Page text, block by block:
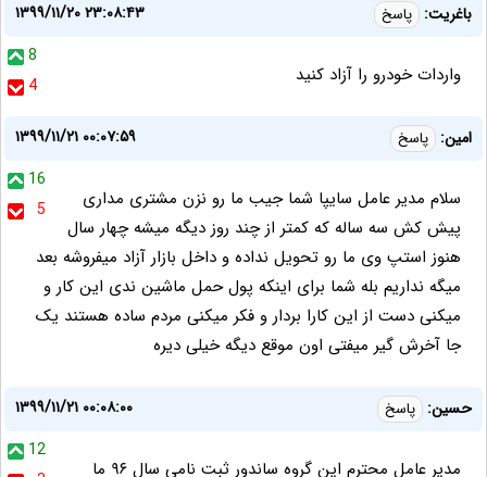
باغریت: پاسخ
۱۳۹۹/۱۱/۲۰ ۲۳:۰۸:۴۳
8
4
واردات خودرو را آزاد کنید
امین: پاسخ
۱۳۹۹/۱۱/۲۱ ۰۰:۰۷:۵۹
16
5
سلام مدیر عامل سایپا شما جیب ما رو نزن مشتری مداری
پیش کش سه ساله که کمتر از چند روز دیگه میشه چهار سال
هنوز استپ وی ما رو تحویل نداده و داخل بازار آزاد میفروشه بعد
میگه نداریم بله شما برای اینکه پول حمل ماشین ندی این کار و
میکنی دست از این کارا بردار و فکر میکنی مردم ساده هستند یک
جا آخرش گیر میفتی اون موقع دیگه خیلی دیره
حسین: پاسخ
۱۳۹۹/۱۱/۲۱ ۰۰:۰۸:۰۰
12
مدیر عامل محترم این گروه ساندور ثبت نامی سال ۹۶ ما